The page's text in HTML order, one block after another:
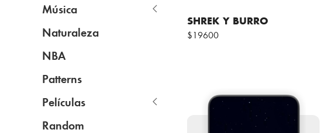
SHREK Y BURRO
$19600
Música
Naturaleza
NBA
Patterns
Películas
Random